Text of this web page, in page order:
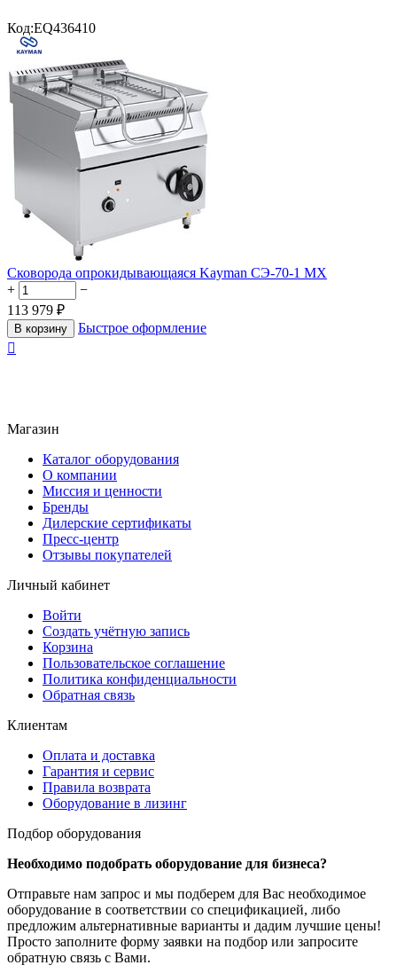
Код:EQ436410
Сковорода опрокидывающаяся Kayman СЭ-70-1 МХ
+
−
113 979 ₽
В корзину
Быстрое оформление

Магазин
Каталог оборудования
О компании
Миссия и ценности
Бренды
Дилерские сертификаты
Пресс-центр
Отзывы покупателей
Личный кабинет
Войти
Создать учётную запись
Корзина
Пользовательское соглашение
Политика конфиденциальности
Обратная связь
Клиентам
Оплата и доставка
Гарантия и сервис
Правила возврата
Оборудование в лизинг
Подбор оборудования
Необходимо подобрать оборудование для бизнеса?
Отправьте нам запрос и мы подберем для Вас необходимое
оборудование в соответствии со спецификацией, либо
предложим альтернативные варианты и дадим лучшие цены!
Просто заполните форму заявки на подбор или запросите
обратную связь с Вами.